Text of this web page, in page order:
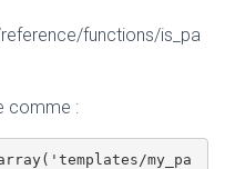
functions/is_pa
comme :
my_pa